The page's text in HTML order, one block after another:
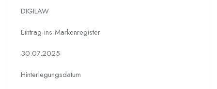
DIGILAW
Eintrag ins Markenregister
30.07.2025
Hinterlegungs­datum